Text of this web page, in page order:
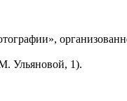
Ульяновой, 1).